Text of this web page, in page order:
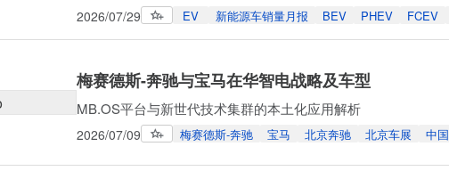
2026/07/29 EV 新能源车销量月报 BEV PHEV FCEV
梅赛德斯-奔驰与宝马在华智电战略及车型
MB.OS平台与新世代技术集群的本土化应用解析
2026/07/09 梅赛德斯-奔驰 宝马 北京奔驰 北京车展 中国